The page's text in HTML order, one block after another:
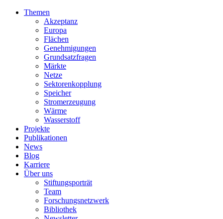
Themen
Akzeptanz
Europa
Flächen
Genehmigungen
Grundsatzfragen
Märkte
Netze
Sektorenkopplung
Speicher
Stromerzeugung
Wärme
Wasserstoff
Projekte
Publikationen
News
Blog
Karriere
Über uns
Stiftungsporträt
Team
Forschungsnetzwerk
Bibliothek